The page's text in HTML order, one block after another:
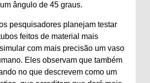
ângulo de 45 graus.
pesquisadores planejam testar
feitos de material mais
com mais precisão um vaso
Eles observam que também
no que descrevem como um